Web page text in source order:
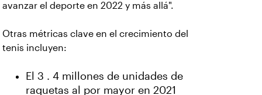
avanzar el deporte en 2022 y más allá".
Otras métricas clave en el crecimiento del
tenis incluyen:
El 3 . 4 millones de unidades de
raquetas al por mayor en 2021